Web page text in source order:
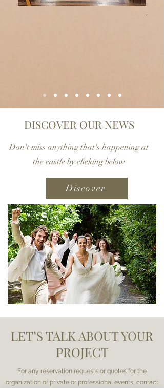
DISCOVER OUR NEWS
Don't miss anything that's happening at
the castle by clickingbelow
Discover
LET’S TALK ABOUT YOUR
PROJECT
For any reservation requests or quotes for the
organization of private or professional events, contact